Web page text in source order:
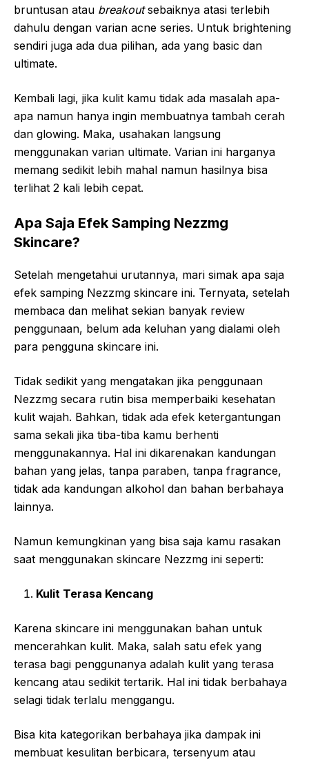
bruntusan atau breakoutsebaiknya atasi terlebih
dahulu dengan varian acne series. Untuk brightening
sendiri juga ada dua pilihan, ada yang basic dan
ultimate.
Kembali lagi, jika kulit kamu tidak ada masalah apa-
apa namun hanya ingin membuatnya tambah cerah
dan glowing. Maka, usahakan langsung
menggunakan varian ultimate. Varian ini harganya
memang sedikit lebih mahal namun hasilnya bisa
terlihat 2 kali lebih cepat.
Apa Saja Efek Samping Nezzmg
Skincare?
Setelah mengetahui urutannya, mari simak apa saja
efek samping Nezzmg skincare ini. Ternyata, setelah
membaca dan melihat sekian banyak review
penggunaan, belum ada keluhan yang dialami oleh
para pengguna skincare ini.
Tidak sedikit yang mengatakan jika penggunaan
Nezzmg secara rutin bisa memperbaiki kesehatan
kulit wajah. Bahkan, tidak ada efek ketergantungan
sama sekali jika tiba-tiba kamu berhenti
menggunakannya. Hal ini dikarenakan kandungan
bahan yang jelas, tanpa paraben, tanpa fragrance,
tidak ada kandungan alkohol dan bahan berbahaya
lainnya.
Namun kemungkinan yang bisa saja kamu rasakan
saat menggunakan skincare Nezzmg ini seperti:
Kulit Terasa Kencang
Karena skincare ini menggunakan bahan untuk
mencerahkan kulit. Maka, salah satu efek yang
terasa bagi penggunanya adalah kulit yang terasa
kencang atau sedikit tertarik. Hal ini tidak berbahaya
selagi tidak terlalu menggangu.
Bisa kita kategorikan berbahaya jika dampak ini
membuat kesulitan berbicara, tersenyum atau